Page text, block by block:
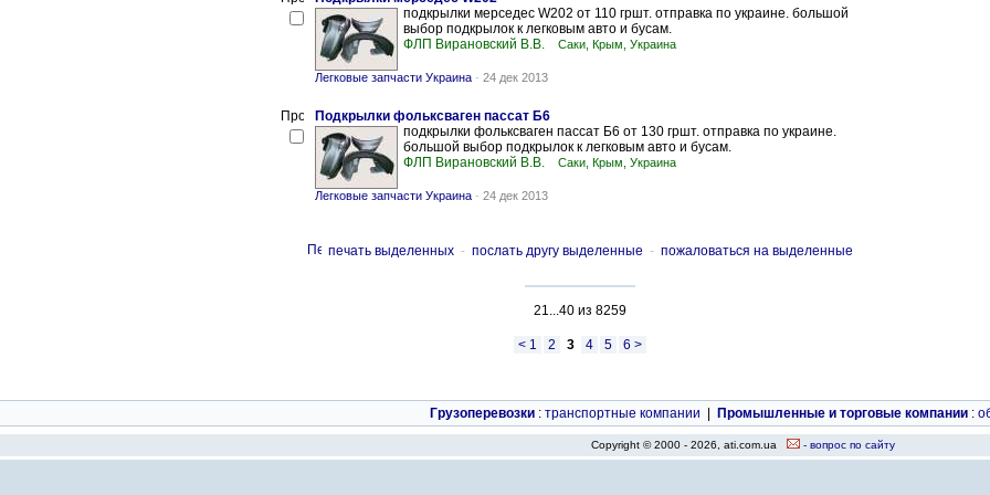
подкрылки мерседес W202 от 110 гршт. отправка по украине. большой
выбор подкрылок к легковым авто и бусам.
ФЛП Вирановский В.В.
Саки, Крым, Украина
Легковые запчасти Украина - 24 дек 2013
Подкрылки фольксваген пассат Б6
подкрылки фольксваген пассат Б6 от 130 гршт. отправка по украине.
большой выбор подкрылок к легковым авто и бусам.
ФЛП Вирановский В.В.
Саки, Крым, Украина
Легковые запчасти Украина - 24 дек 2013
печать выделенных - послать другу выделенные - пожаловаться на выделенные
21...40 из 8259
< 1 2 3 4 5 6 >
Грузоперевозки : транспортные компании Промышленные и торговые компании :
Copyright © 2000 - 2026, ati.com.ua - вопрос по сайту